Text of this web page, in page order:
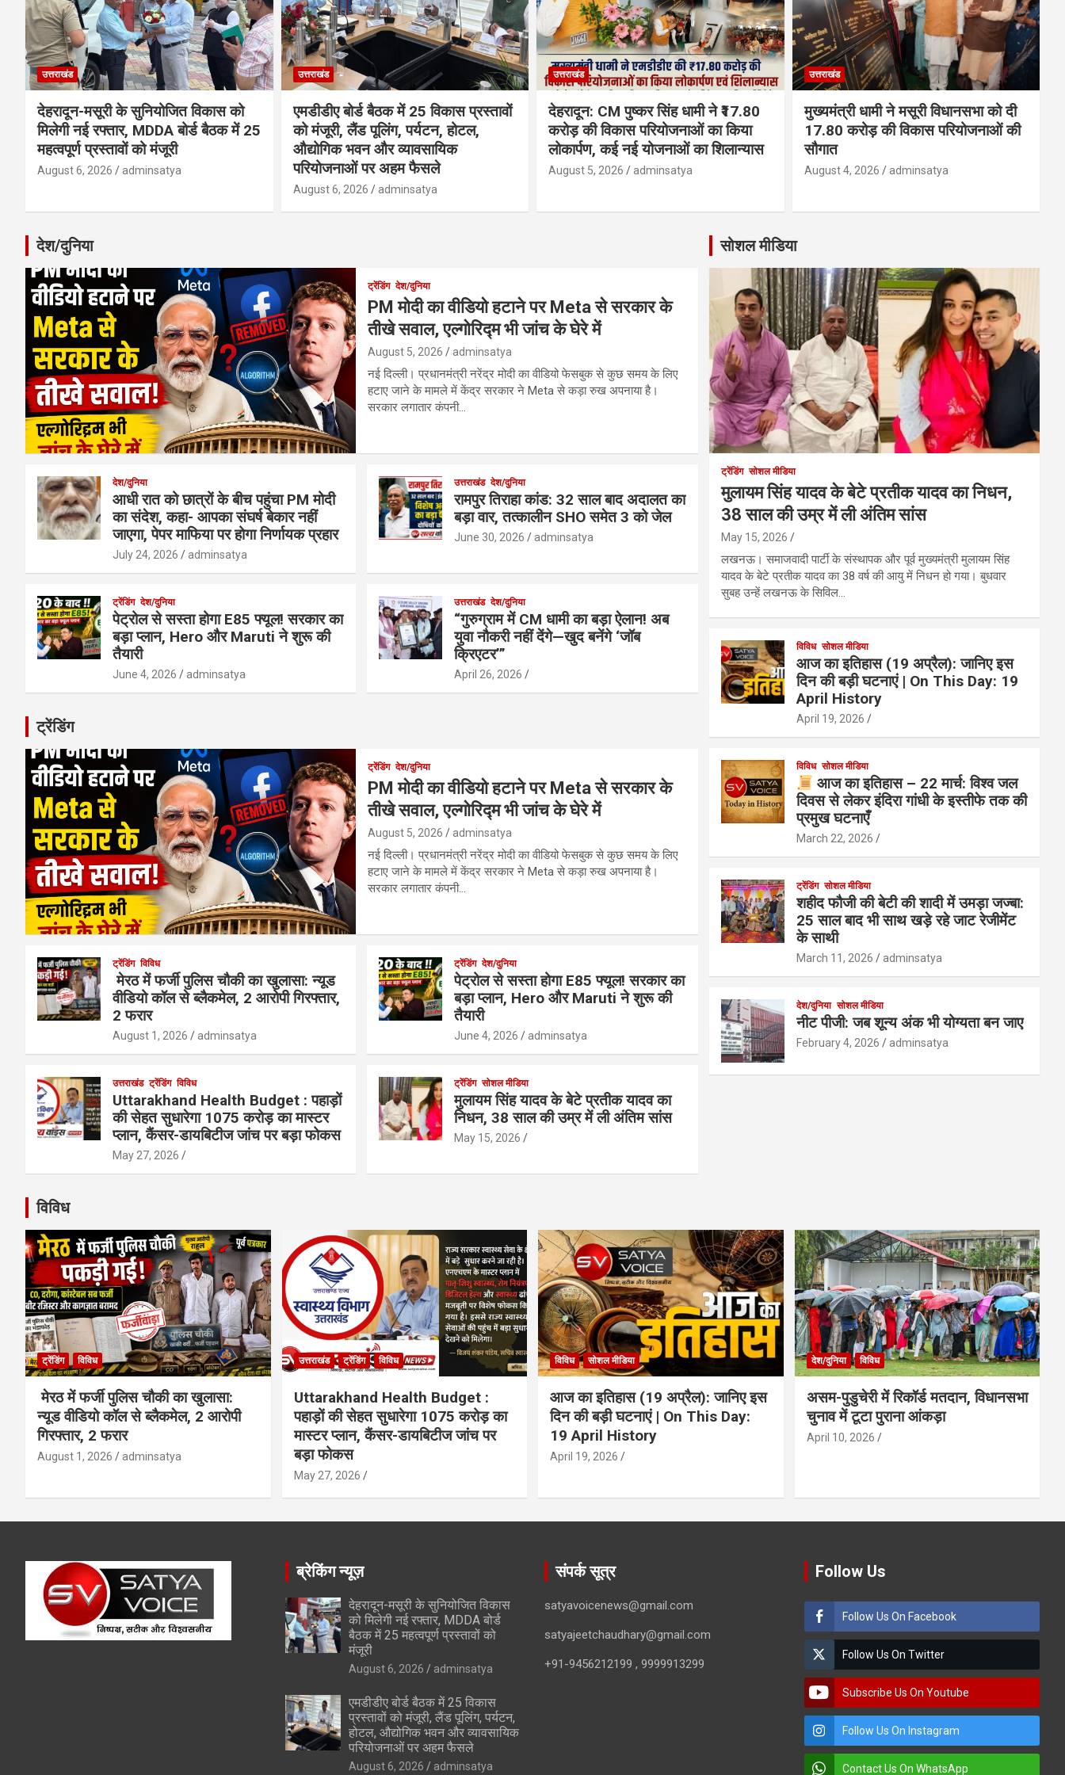
उत्तराखंड
देहरादून-मसूरी के सुनियोजित विकास को
मिलेगी नई रफ्तार, MDDA बोर्ड बैठक में 25
महत्वपूर्ण प्रस्तावों को मंजूरी
August 6, 2026 adminsatya
उत्तराखंड
एमडीडीए बोर्ड बैठक में 25 विकास प्रस्तावों
को मंजूरी, लैंड पूलिंग, पर्यटन, होटल,
औद्योगिक भवन और व्यावसायिक
परियोजनाओं पर अहम फैसले
August 6, 2026 adminsatya
उत्तराखंड
देहरादून: CM पुष्कर सिंह धामी ने ₹17.80
करोड़ की विकास परियोजनाओं का किया
लोकार्पण, कई नई योजनाओं का शिलान्यास
August 5, 2026 adminsatya
उत्तराखंड
मुख्यमंत्री धामी ने मसूरी विधानसभा को दी
17.80 करोड़ की विकास परियोजनाओं की
सौगात
August 4, 2026 adminsatya
देश/दुनिया
ट्रेंडिंग देश/दुनिया
PM मोदी का वीडियो हटाने पर Meta से सरकार के
तीखे सवाल, एल्गोरिद्म भी जांच के घेरे में
August 5, 2026 adminsatya
नई दिल्ली। प्रधानमंत्री नरेंद्र मोदी का वीडियो फेसबुक से कुछ समय के लिए
हटाए जाने के मामले में केंद्र सरकार ने Meta से कड़ा रुख अपनाया है।
सरकार लगातार कंपनी…
देश/दुनिया
आधी रात को छात्रों के बीच पहुंचा PM मोदी
का संदेश, कहा- आपका संघर्ष बेकार नहीं
जाएगा, पेपर माफिया पर होगा निर्णायक प्रहार
July 24, 2026 adminsatya
उत्तराखंड देश/दुनिया
रामपुर तिराहा कांड: 32 साल बाद अदालत का
बड़ा वार, तत्कालीन SHO समेत 3 को जेल
June 30, 2026 adminsatya
ट्रेंडिंग देश/दुनिया
पेट्रोल से सस्ता होगा E85 फ्यूल! सरकार का
बड़ा प्लान, Hero और Maruti ने शुरू की
तैयारी
June 4, 2026 adminsatya
उत्तराखंड देश/दुनिया
“गुरुग्राम में CM धामी का बड़ा ऐलान! अब
युवा नौकरी नहीं देंगे—खुद बनेंगे ‘जॉब
क्रिएटर’”
April 26, 2026
ट्रेंडिंग
ट्रेंडिंग देश/दुनिया
PM मोदी का वीडियो हटाने पर Meta से सरकार के
तीखे सवाल, एल्गोरिद्म भी जांच के घेरे में
August 5, 2026 adminsatya
नई दिल्ली। प्रधानमंत्री नरेंद्र मोदी का वीडियो फेसबुक से कुछ समय के लिए
हटाए जाने के मामले में केंद्र सरकार ने Meta से कड़ा रुख अपनाया है।
सरकार लगातार कंपनी…
ट्रेंडिंग विविध
मेरठ में फर्जी पुलिस चौकी का खुलासा: न्यूड
वीडियो कॉल से ब्लैकमेल, 2 आरोपी गिरफ्तार,
2 फरार
August 1, 2026 adminsatya
ट्रेंडिंग देश/दुनिया
पेट्रोल से सस्ता होगा E85 फ्यूल! सरकार का
बड़ा प्लान, Hero और Maruti ने शुरू की
तैयारी
June 4, 2026 adminsatya
उत्तराखंड ट्रेंडिंग विविध
Uttarakhand Health Budget : पहाड़ों
की सेहत सुधारेगा 1075 करोड़ का मास्टर
प्लान, कैंसर-डायबिटीज जांच पर बड़ा फोकस
May 27, 2026
ट्रेंडिंग सोशल मीडिया
मुलायम सिंह यादव के बेटे प्रतीक यादव का
निधन, 38 साल की उम्र में ली अंतिम सांस
May 15, 2026
सोशल मीडिया
ट्रेंडिंग सोशल मीडिया
मुलायम सिंह यादव के बेटे प्रतीक यादव का निधन,
38 साल की उम्र में ली अंतिम सांस
May 15, 2026
लखनऊ। समाजवादी पार्टी के संस्थापक और पूर्व मुख्यमंत्री मुलायम सिंह
यादव के बेटे प्रतीक यादव का 38 वर्ष की आयु में निधन हो गया। बुधवार
सुबह उन्हें लखनऊ के सिविल…
विविध सोशल मीडिया
आज का इतिहास (19 अप्रैल): जानिए इस
दिन की बड़ी घटनाएं | On This Day: 19
April History
April 19, 2026
विविध सोशल मीडिया
आज का इतिहास – 22 मार्च: विश्व जल
दिवस से लेकर इंदिरा गांधी के इस्तीफे तक की
प्रमुख घटनाएँ
March 22, 2026
ट्रेंडिंग सोशल मीडिया
शहीद फौजी की बेटी की शादी में उमड़ा जज्बा:
25 साल बाद भी साथ खड़े रहे जाट रेजीमेंट
के साथी
March 11, 2026 adminsatya
देश/दुनिया सोशल मीडिया
नीट पीजी: जब शून्य अंक भी योग्यता बन जाए
February 4, 2026 adminsatya
विविध
ट्रेंडिंग विविध
मेरठ में फर्जी पुलिस चौकी का खुलासा:
न्यूड वीडियो कॉल से ब्लैकमेल, 2 आरोपी
गिरफ्तार, 2 फरार
August 1, 2026 adminsatya
उत्तराखंड ट्रेंडिंग विविध
Uttarakhand Health Budget :
पहाड़ों की सेहत सुधारेगा 1075 करोड़ का
मास्टर प्लान, कैंसर-डायबिटीज जांच पर
बड़ा फोकस
May 27, 2026
विविध सोशल मीडिया
आज का इतिहास (19 अप्रैल): जानिए इस
दिन की बड़ी घटनाएं | On This Day:
19 April History
April 19, 2026
देश/दुनिया विविध
असम-पुडुचेरी में रिकॉर्ड मतदान, विधानसभा
चुनाव में टूटा पुराना आंकड़ा
April 10, 2026
ब्रेकिंग न्यूज़
देहरादून-मसूरी के सुनियोजित विकास
को मिलेगी नई रफ्तार, MDDA बोर्ड
बैठक में 25 महत्वपूर्ण प्रस्तावों को
मंजूरी
August 6, 2026 adminsatya
एमडीडीए बोर्ड बैठक में 25 विकास
प्रस्तावों को मंजूरी, लैंड पूलिंग, पर्यटन,
होटल, औद्योगिक भवन और व्यावसायिक
परियोजनाओं पर अहम फैसले
August 6, 2026 adminsatya
संपर्क सूत्र
satyavoicenews@gmail.com
satyajeetchaudhary@gmail.com
+91-9456212199 , 9999913299
Follow Us
Follow Us On Facebook
Follow Us On Twitter
Subscribe Us On Youtube
Follow Us On Instagram
Contact Us On WhatsApp